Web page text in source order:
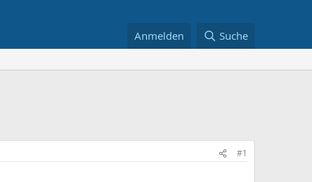
Anmelden Suche
#1